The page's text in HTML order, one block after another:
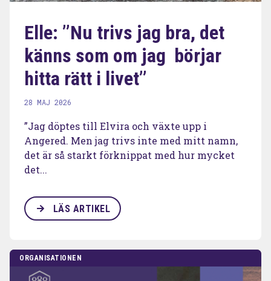
Elle: ’’Nu trivs jag bra, det
känns som om jag börjar
hitta rätt i livet’’
28 MAJ 2026
”Jag döptes till Elvira och växte upp i
Angered. Men jag trivs inte med mitt namn,
det är så starkt förknippat med hur mycket
det...
LÄS ARTIKEL
ORGANISATIONEN